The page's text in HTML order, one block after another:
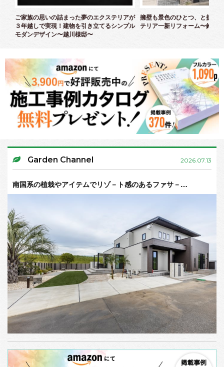
ご家族の思いの詰まった夢のエクステリアが
３年越しで実現！建物を引き立てるシンプル
モダンデザイン〜越川様邸〜
擁壁も景色のひとつ、と捉え
テリア一新リフォーム〜鈴木
Garden Channel 2026.07.13
南国系の植栽やアイテムでリゾ－ト感のあるファサ－…